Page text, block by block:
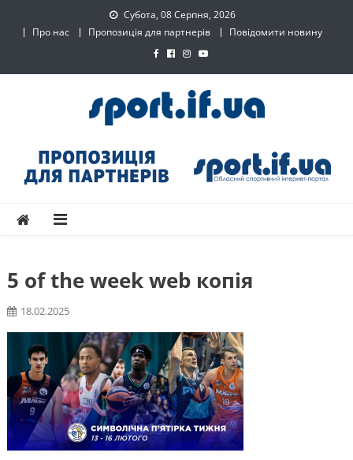
Субота, 08 Серпня, 2026
Про нас
Пропозиція для партнерів Повідомити новину
SPORT.IF.UA – Обласний
спортивний інтернет-
5 of the week web копія
18.02.2025